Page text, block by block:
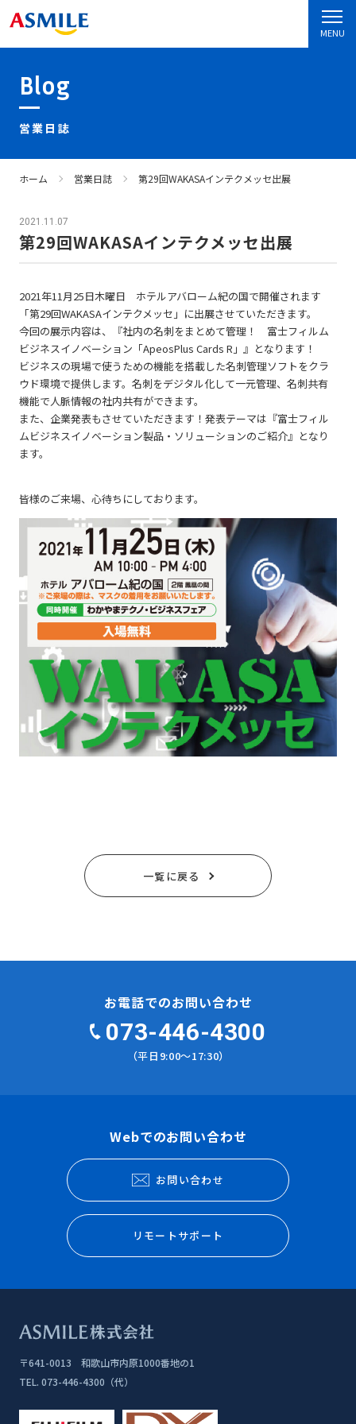
MENU
Blog
営業日誌
ホーム 営業日誌 第29回WAKASAインテクメッセ出展
2021.11.07
第29回WAKASAインテクメッセ出展
2021年11月25日木曜日 ホテルアバローム紀の国で開催されます
「第29回WAKASAインテクメッセ」に出展させていただきます。
今回の展示内容は、『社内の名刺をまとめて管理！ 富士フィルム
ビジネスイノベーション「ApeosPlus Cards R」』となります！
ビジネスの現場で使うための機能を搭載した名刺管理ソフトをクラ
ウド環境で提供します。 名刺をデジタル化して一元管理、名刺共有
機能で人脈情報の社内共有ができます。
また、企業発表もさせていただきます！発表テーマは『富士フィル
ムビジネスイノベーション製品・ソリューションのご紹介』となり
ます。
皆様のご来場、心待ちにしております。
一覧に戻る
お電話でのお問い合わせ
073-446-4300
（平日9:00〜17:30）
Webでのお問い合わせ
お問い合わせ
リモートサポート
〒641-0013 和歌山市内原1000番地の1
TEL. 073-446-4300（代）